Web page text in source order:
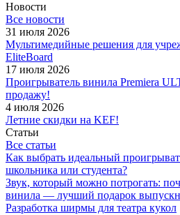
Новости
Все новости
31 июля 2026
Мультимедийные решения для
EliteBoard
17 июля 2026
Проигрыватель винила Premiera
продажу!
4 июля 2026
Летние скидки на KEF!
Статьи
Все статьи
Как выбрать идеальный
школьника или студента?
Звук, который можно потрогать:
винила — лучший подарок
Разработка ширмы для театра кукол